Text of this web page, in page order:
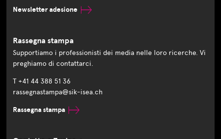
Newsletter adesione
Rassegna stampa
Supportiamo i professionisti dei media nelle loro ricerche. Vi
preghiamo di contattarci.
T +41 44 388 51 36
rassegnastampa@sik-isea.ch
Rassegna stampa